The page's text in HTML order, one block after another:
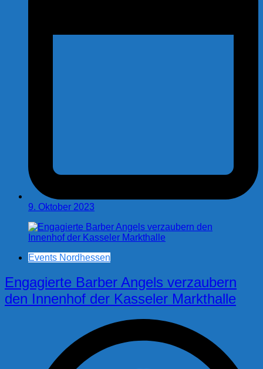
9. Oktober 2023
Events Nordhessen
Engagierte Barber Angels verzaubern
den Innenhof der Kasseler Markthalle